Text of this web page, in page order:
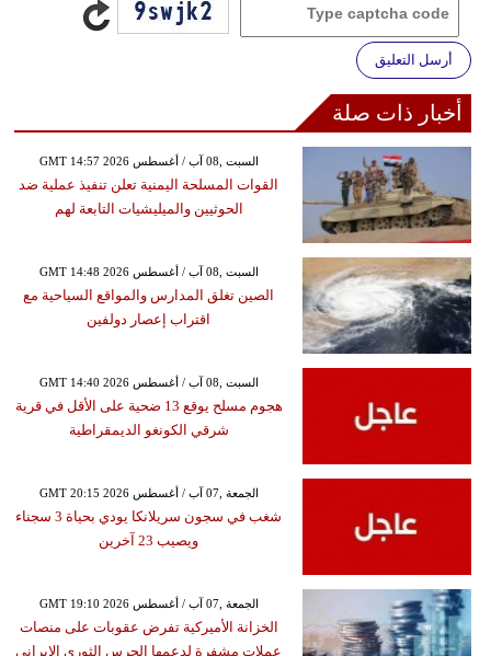
أرسل التعليق
أخبار ذات صلة
GMT 14:57 2026 السبت ,08 آب / أغسطس
القوات المسلحة اليمنية تعلن تنفيذ عملية ضد
الحوثيين والميليشيات التابعة لهم
GMT 14:48 2026 السبت ,08 آب / أغسطس
الصين تغلق المدارس والمواقع السياحية مع
اقتراب إعصار دولفين
GMT 14:40 2026 السبت ,08 آب / أغسطس
هجوم مسلح يوقع 13 ضحية على الأقل في قرية
شرقي الكونغو الديمقراطية
GMT 20:15 2026 الجمعة ,07 آب / أغسطس
شغب في سجون سريلانكا يودي بحياة 3 سجناء
ويصيب 23 آخرين
GMT 19:10 2026 الجمعة ,07 آب / أغسطس
الخزانة الأميركية تفرض عقوبات على منصات
عملات مشفرة لدعمها الحرس الثوري الإيراني